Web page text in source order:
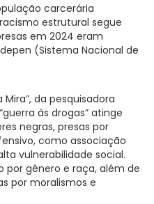
carcerária
estrutural segue
em 2024 eram
(Sistema Nacional de
da pesquisadora
às drogas” atinge
negras, presas por
como associação
vulnerabilidade social.
por gênero e raça, além de
por moralismos e